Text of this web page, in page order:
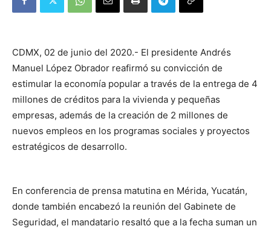
CDMX, 02 de junio del 2020.- El presidente Andrés
Manuel López Obrador reafirmó su convicción de
estimular la economía popular a través de la entrega de 4
millones de créditos para la vivienda y pequeñas
empresas, además de la creación de 2 millones de
nuevos empleos en los programas sociales y proyectos
estratégicos de desarrollo.
En conferencia de prensa matutina en Mérida, Yucatán,
donde también encabezó la reunión del Gabinete de
Seguridad, el mandatario resaltó que a la fecha suman un